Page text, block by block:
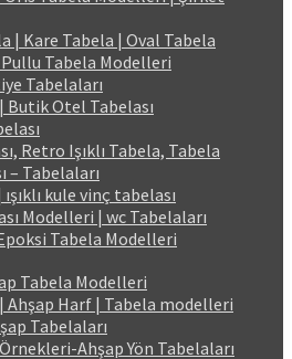
| Kare Tabela | Oval Tabela
Tabela Modelleri
Tabelaları
Butik Otel Tabelası
Retro Işıklı Tabela, Tabela
– Tabelaları
kule vinç tabelası
Modelleri | wc Tabelaları
Tabela Modelleri
Tabela Modelleri
Ahşap Harf | Tabela modelleri
Tabelaları
Ahşap Yön Tabelaları